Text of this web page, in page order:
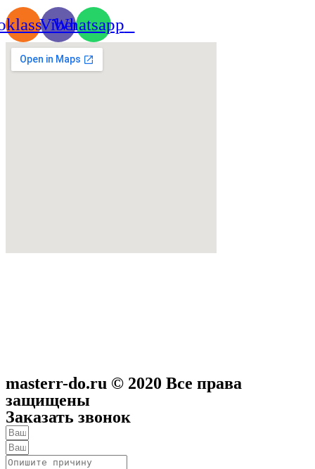
Viber
Whatsapp
masterr-do.ru © 2020 Все права
защищены
Заказать звонок